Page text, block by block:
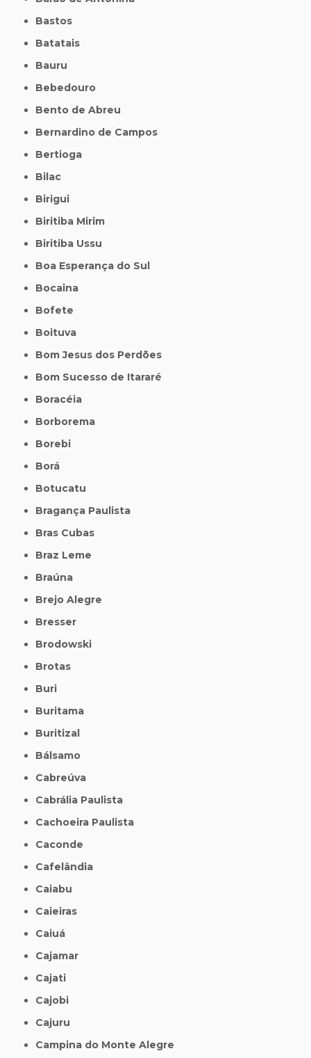
Bastos
Batatais
Bauru
Bebedouro
Bento de Abreu
Bernardino de Campos
Bertioga
Bilac
Birigui
Biritiba Mirim
Biritiba Ussu
Boa Esperança do Sul
Bocaina
Bofete
Boituva
Bom Jesus dos Perdões
Bom Sucesso de Itararé
Boracéia
Borborema
Borebi
Borá
Botucatu
Bragança Paulista
Bras Cubas
Braz Leme
Braúna
Brejo Alegre
Bresser
Brodowski
Brotas
Buri
Buritama
Buritizal
Bálsamo
Cabreúva
Cabrália Paulista
Cachoeira Paulista
Caconde
Cafelândia
Caiabu
Caieiras
Caiuá
Cajamar
Cajati
Cajobi
Cajuru
Campina do Monte Alegre